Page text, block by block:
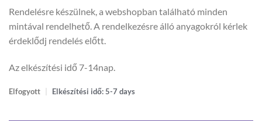
Rendelésre készülnek, a webshopban található minden
mintával rendelhető. A rendelkezésre álló anyagokról kérlek
érdeklődj rendelés előtt.
Az elkészítési idő 7-14nap.
Elfogyott | Elkészítési idő: 5-7 days